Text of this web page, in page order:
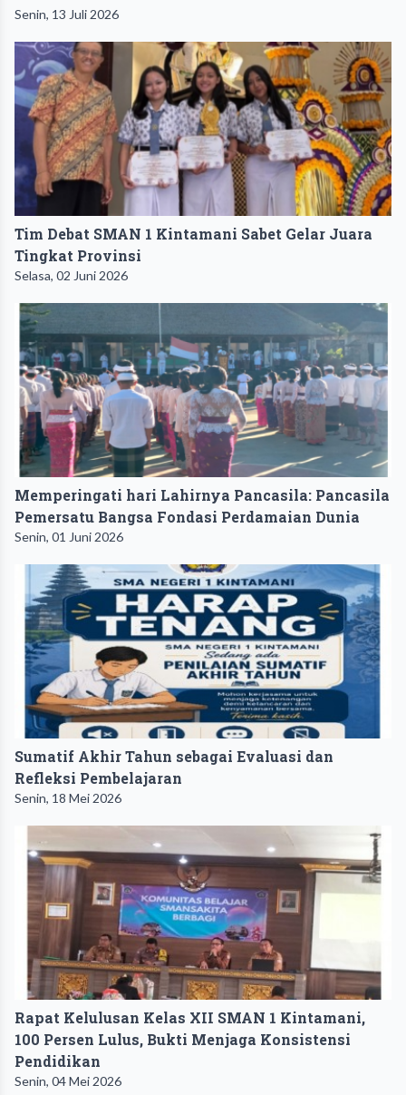
Senin, 13 Juli 2026
Tim Debat SMAN 1 Kintamani Sabet Gelar Juara
Tingkat Provinsi
Selasa, 02 Juni 2026
Memperingati hari Lahirnya Pancasila: Pancasila
Pemersatu Bangsa Fondasi Perdamaian Dunia
Senin, 01 Juni 2026
Sumatif Akhir Tahun sebagai Evaluasi dan
Refleksi Pembelajaran
Senin, 18 Mei 2026
Rapat Kelulusan Kelas XII SMAN 1 Kintamani,
100 Persen Lulus, Bukti Menjaga Konsistensi
Pendidikan
Senin, 04 Mei 2026